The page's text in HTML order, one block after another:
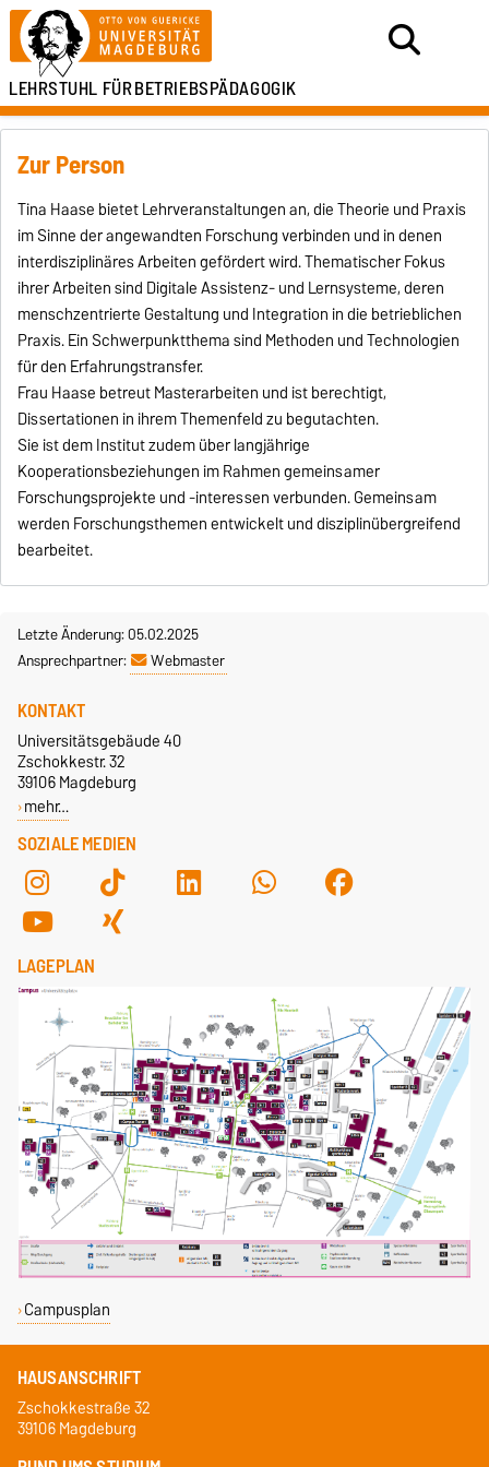
LEHRSTUHL FÜRBETRIEBSPÄDAGOGIK
Zur Person
Tina Haase bietet Lehrveranstaltungen an, die Theorie und Praxis
im Sinne der angewandten Forschung verbinden und in denen
interdisziplinäres Arbeiten gefördert wird. Thematischer Fokus
ihrer Arbeiten sind Digitale Assistenz- und Lernsysteme, deren
menschzentrierte Gestaltung und Integration in die betrieblichen
Praxis. Ein Schwerpunktthema sind Methoden und Technologien
für den Erfahrungstransfer.
Frau Haase betreut Masterarbeiten und ist berechtigt,
Dissertationen in ihrem Themenfeld zu begutachten.
Sie ist dem Institut zudem über langjährige
Kooperationsbeziehungen im Rahmen gemeinsamer
Forschungsprojekte und -interessen verbunden. Gemeinsam
werden Forschungsthemen entwickelt und disziplinübergreifend
bearbeitet.
Letzte Änderung: 05.02.2025
Ansprechpartner:
Webmaster
SOZIALE MEDIEN
KONTAKT
Universitätsgebäude 40
Zschokkestr. 32
39106 Magdeburg
mehr…
LAGEPLAN
Campusplan
HAUSANSCHRIFT
Zschokkestraße 32
39106 Magdeburg